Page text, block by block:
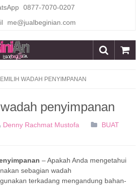
0877-7070-0207
me@jualbeginian.com
WADAH PENYIMPANAN
penyimpanan
Denny Rachmat Mustofa
BUAT
– Apakah Anda mengetahui
sebagian wadah
terkadang mengandung bahan-